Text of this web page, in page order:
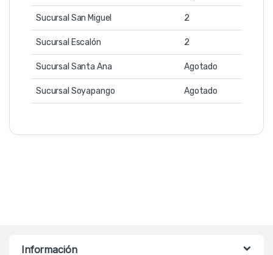
Sucursal San Miguel 2
Sucursal Escalón 2
Sucursal Santa Ana Agotado
Sucursal Soyapango Agotado
Información